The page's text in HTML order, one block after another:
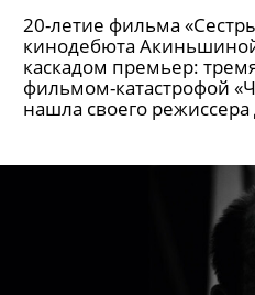
20-летие фильма
кинодебюта
каскадом премьер:
фильмом-катастрофой
нашла своего